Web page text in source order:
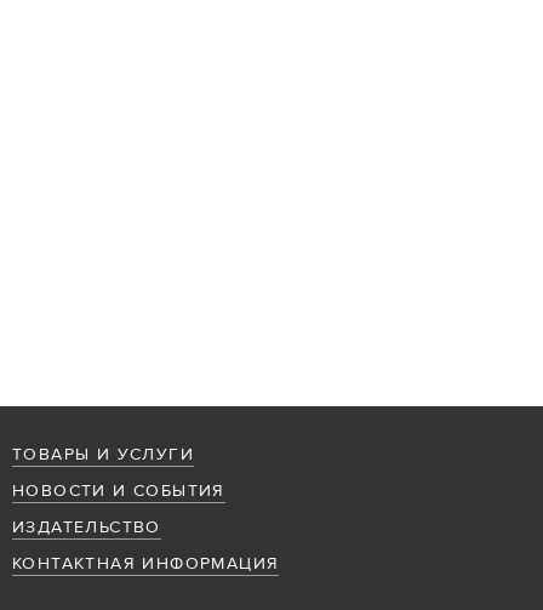
ТОВАРЫ И УСЛУГИ
НОВОСТИ И СОБЫТИЯ
ИЗДАТЕЛЬСТВО
КОНТАКТНАЯ ИНФОРМАЦИЯ